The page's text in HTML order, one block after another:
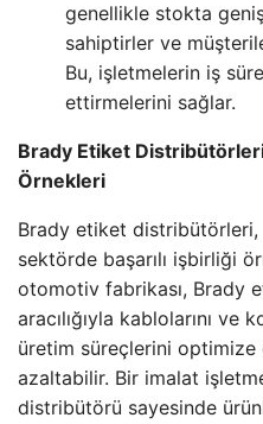
genellikle stokta
sahiptirler ve
Bu, işletmelerin iş
ettirmelerini sağlar.
Brady Etiket Distribütörleri
Örnekleri
Brady etiket
sektörde başarılı işbirliği
otomotiv fabrikası, Brady
aracılığıyla kablolarını
üretim süreçlerini optimize
azaltabilir. Bir imalat
distribütörü sayesinde